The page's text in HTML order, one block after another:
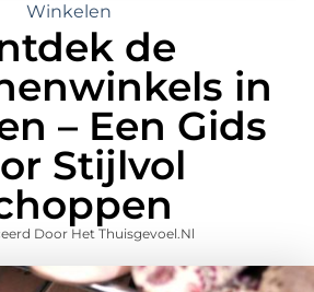
Winkelen
de
in
– Een Gids
Stijlvol
Door Het Thuisgevoel.nl